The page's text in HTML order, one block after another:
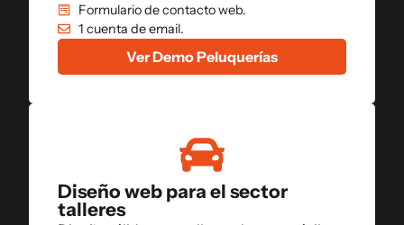
Formulario de contacto web.
1 cuenta de email.
Ver Demo Peluquerías
Diseño web para el sector
talleres